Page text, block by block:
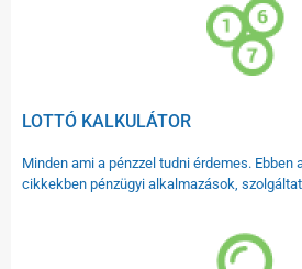
LOTTÓ KALKULÁTOR
Minden ami a pénzzel tudni érdemes. Ebben
cikkekben pénzügyi alkalmazások,